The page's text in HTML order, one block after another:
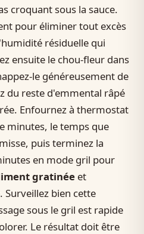
croquant sous la sauce.
pour éliminer tout excès
résiduelle qui
ensuite le chou-fleur dans
le généreusement de
du reste d'emmental râpé
Enfournez à thermostat
minutes, le temps que
puis terminez la
en mode gril pour
gratinéeet
bien cette
sous le gril est rapide
Le résultat doit être